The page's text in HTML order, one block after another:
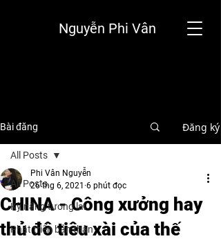
Nguyễn Phi Vân
Bài đăng Đăng ký
All Posts
Kỹ năng tương lai
Phát triển bản thân
All Posts
CHINA - Công xưởng hay
thủ đô tiêu xài của thế
Phi Vân Nguyễn
26 thg 6, 2021 6 phút đọc